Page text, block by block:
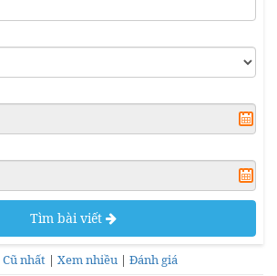
Tìm bài viết
Cũ nhất | Xem nhiều | Đánh giá